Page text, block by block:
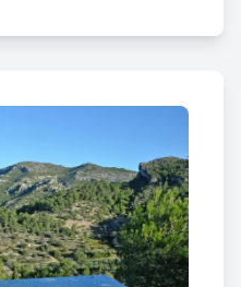
primer moment en un
que podria fins i
Documentalment
de Vandellòs des